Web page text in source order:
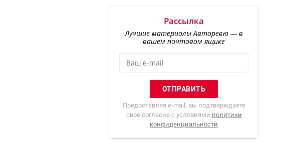
Рассылка
Лучшие материалы Авторевю — в
вашем почтовом ящике
Предоставляя e-mail, вы подтверждаете
свое согласие с условиями политики
конфиденциальности